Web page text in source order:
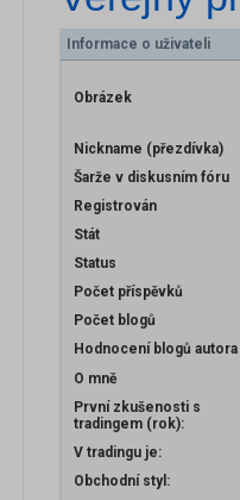
Informace o uživateli
Obrázek
Nickname (přezdívka)
Šarže v diskusním fóru
Registrován
Stát
Status
Počet příspěvků
Počet blogů
Hodnocení blogů autora
O mně
První zkušenosti s
tradingem (rok):
V tradingu je:
Obchodní styl: